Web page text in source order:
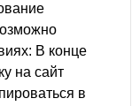
В конце
на сайт
в